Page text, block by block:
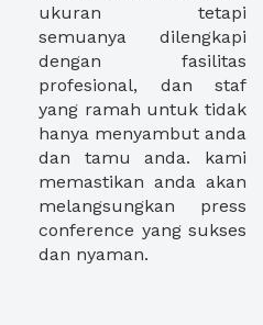
dan nyaman.